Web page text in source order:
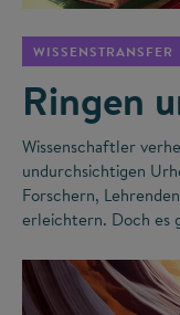
WISSENSTRANSFER
Ringen
Wissenschaftler
undurchsichtigen
Forschern,
erleichtern. Doch es